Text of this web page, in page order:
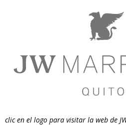
clic en el logo para visitar la web de